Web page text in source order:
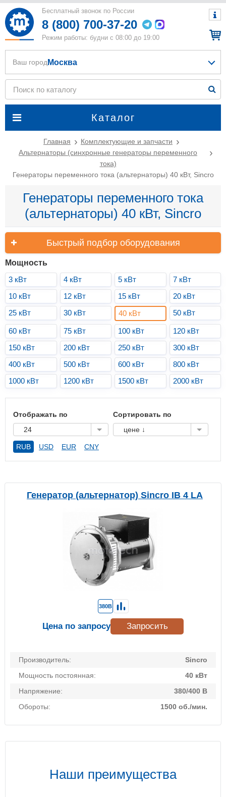
Бесплатный звонок по России
8 (800) 700-37-20
Режим работы: будни с 08:00 до 19:00
Каталог
Ваш город Москва
Главная
Комплектующие и запчасти
Альтернаторы (синхронные генераторы переменного
тока)
Генераторы переменного тока (альтернаторы) 40 кВт, Sincro
Генераторы переменного тока
(альтернаторы) 40 кВт, Sincro
Быстрый подбор оборудования
Мощность
3 кВт
4 кВт 5 кВт
7 кВт
10 кВт
12 кВт 15 кВт
20 кВт
25 кВт
30 кВт 40 кВт 50 кВт
60 кВт 75 кВт 100 кВт
120 кВт
150 кВт
200 кВт 250 кВт
300 кВт
400 кВт
500 кВт 600 кВт
800 кВт
1000 кВт
1200 кВт 1500 кВт 2000 кВт
Отображать по
24
Сортировать по
цене ↓
RUB USD EUR CNY
Генератор (альтернатор) Sincro IB 4 LA
Производитель:
Sincro
Мощность постоянная:
40 кВт
Напряжение:
380/400 В
Обороты:
1500 об./мин.
380В
Цена по запросу Запросить
Наши преимущества